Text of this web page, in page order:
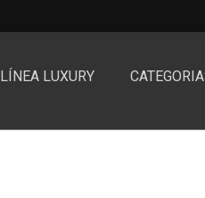
LÍNEA LUXURY